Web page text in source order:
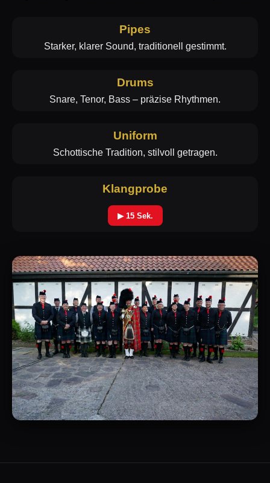
Pipes
Starker, klarer Sound, traditionell gestimmt.
Drums
Snare, Tenor, Bass – präzise Rhythmen.
Uniform
Schottische Tradition, stilvoll getragen.
Klangprobe
▶ 15 Sek.